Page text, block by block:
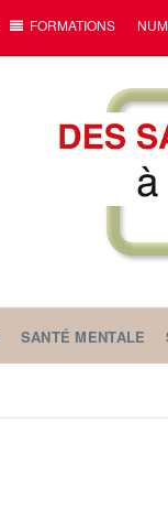
FORMATIONS
SANTÉ MENTALE